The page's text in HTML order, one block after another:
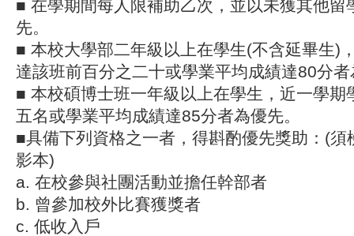
■ 在學期間每人限補助乙次，並以未獲其他留
先。
■ 本校大學部二年級以上在學生(不含延畢生)
達該班前百分之二十或學業平均成績達80分
■ 本校碩博士班一年級以上在學生，近一學期
五名或學業平均成績達85分者為優先。
■具備下列資格之一者，得斟酌優先獎助：(須
影本)
a. 在校參與社團活動並擔任幹部者
b. 曾參加校外比賽獲獎者
c. 低收入戶